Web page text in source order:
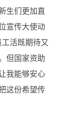
生们更加直
宣传大使动
活既期待又
但国家资助
我能够安心
这份希望传